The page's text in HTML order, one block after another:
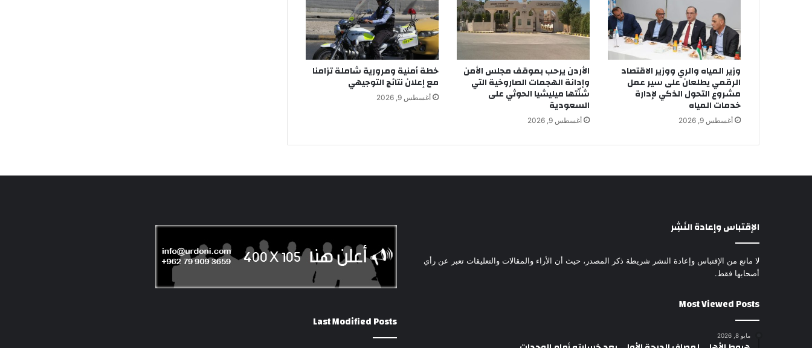
وزير المياه والري ووزير الاقتصاد
الرقمي يطلعان على سير عمل
مشروع التحول الذكي لإدارة
خدمات المياه
أغسطس 9, 2026
الأردن يرحب بموقف مجلس الأمن
وإدانة الهجمات الصاروخية التي
شنّتها ميليشيا الحوثي على
السعودية
أغسطس 9, 2026
خطة أمنية ومرورية شاملة تزامنا
مع إعلان نتائج التوجيهي
أغسطس 9, 2026
الإقتباس وإعادة النَشِر
لا مانع من الإقتباس وإعادة النشر شريطة ذكر المصدر، حيث أن الأراء والمقالات والتعليقات تعبر عن رأي
أصحابها فقط.
Most Viewed Posts
مايو 8, 2026
Last Modified Posts